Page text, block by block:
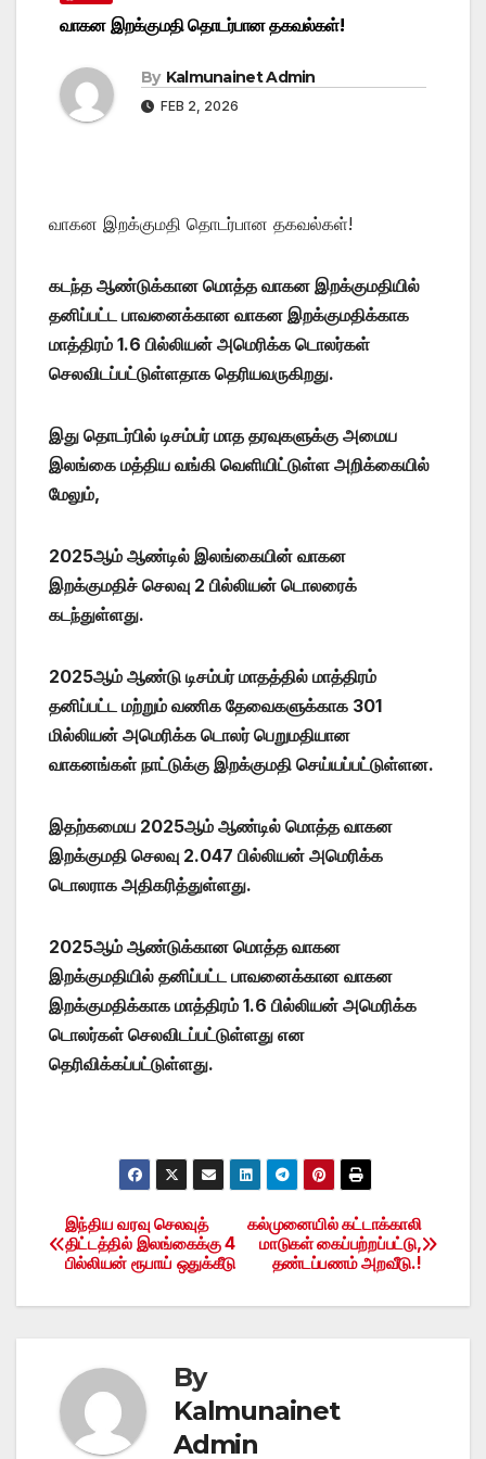
வாகன இறக்குமதி தொடர்பான தகவல்கள்!
By Kalmunainet Admin
FEB 2, 2026
வாகன இறக்குமதி தொடர்பான தகவல்கள்!
கடந்த ஆண்டுக்கான மொத்த வாகன இறக்குமதியில்
தனிப்பட்ட பாவனைக்கான வாகன இறக்குமதிக்காக
மாத்திரம் 1.6 பில்லியன் அமெரிக்க டொலர்கள்
செலவிடப்பட்டுள்ளதாக தெரியவருகிறது.
இது தொடர்பில் டிசம்பர் மாத தரவுகளுக்கு அமைய
இலங்கை மத்திய வங்கி வெளியிட்டுள்ள அறிக்கையில்
மேலும்,
2025ஆம் ஆண்டில் இலங்கையின் வாகன
இறக்குமதிச் செலவு 2 பில்லியன் டொலரைக்
கடந்துள்ளது.
2025ஆம் ஆண்டு டிசம்பர் மாதத்தில் மாத்திரம்
தனிப்பட்ட மற்றும் வணிக தேவைகளுக்காக 301
மில்லியன் அமெரிக்க டொலர் பெறுமதியான
வாகனங்கள் நாட்டுக்கு இறக்குமதி செய்யப்பட்டுள்ளன.
இதற்கமைய 2025ஆம் ஆண்டில் மொத்த வாகன
இறக்குமதி செலவு 2.047 பில்லியன் அமெரிக்க
டொலராக அதிகரித்துள்ளது.
2025ஆம் ஆண்டுக்கான மொத்த வாகன
இறக்குமதியில் தனிப்பட்ட பாவனைக்கான வாகன
இறக்குமதிக்காக மாத்திரம் 1.6 பில்லியன் அமெரிக்க
டொலர்கள் செலவிடப்பட்டுள்ளது என
தெரிவிக்கப்பட்டுள்ளது.
Post
navigation
கல்முனையில் கட்டாக்காலி
மாடுகள் கைப்பற்றப்பட்டு,
தண்டப்பணம் அறவீடு.!
இந்திய வரவு செலவுத்
திட்டத்தில் இலங்கைக்கு 4
பில்லியன் ரூபாய் ஒதுக்கீடு
By
Kalmunainet
Admin